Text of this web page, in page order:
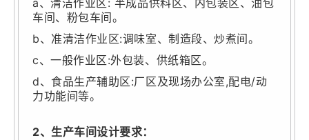
车间、粉包车间。
b、准清洁作业区:调味室、制造段、炒煮间。
c、一般作业区:外包装、供纸箱区。
d、食品生产辅助区:厂区及现场办公室,配电/动
力功能间等。
2、生产车间设计要求：